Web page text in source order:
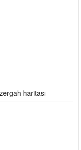
haritası